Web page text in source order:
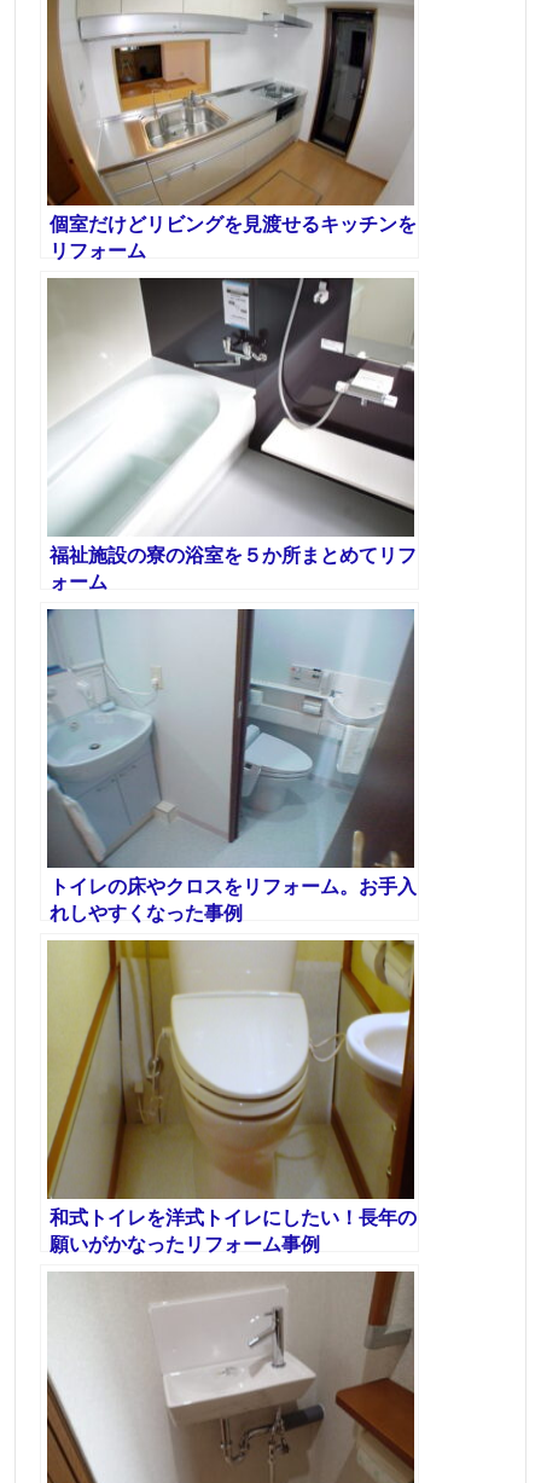
個室だけどリビングを見渡せるキッチンを
リフォーム
福祉施設の寮の浴室を５か所まとめてリフ
ォーム
トイレの床やクロスをリフォーム。お手入
れしやすくなった事例
和式トイレを洋式トイレにしたい！長年の
願いがかなったリフォーム事例